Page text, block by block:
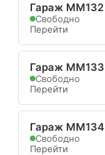
Гараж ММ132
Свободно
Перейти
Гараж ММ133
Свободно
Перейти
Гараж ММ134
Свободно
Перейти